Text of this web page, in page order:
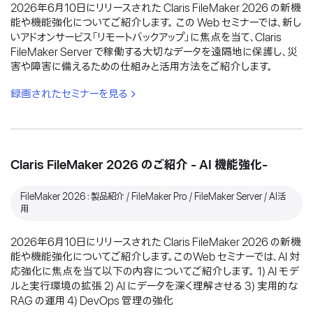
2026年6月10日にリリースされた Claris FileMaker 2026 の新機
能や機能強化についてご紹介します。 この Web セミナーでは、新し
いアドオンサービス「リモートバックアップ」に焦点を当て、Claris
FileMaker Server で稼働する大切なデータを遠隔地に保護し、災
害や障害に備えるための仕組みと活用方法をご紹介します。
録画されたセミナーを見る
Claris FileMaker 2026 のご紹介 - AI 機能強化-
FileMaker 2026：製品紹介 / FileMaker Pro / FileMaker Server / AI活
用
2026年6月10日にリリースされた Claris FileMaker 2026 の新機
能や機能強化についてご紹介します。このWeb セミナーでは、AI 対
応強化に焦点を当て以下の内容についてご紹介します。 1) AI モデ
ルと実行環境の拡張 2) AI にデータを深く理解させる 3) 実用的な
RAG の運用 4) DevOps 管理の強化